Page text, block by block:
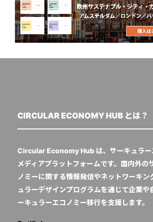
CIRCULAR ECONOMY HUB とは？
Circular Economy Hub は、サーキュラー
メディアプラットフォームです。国内外の
ノミーに関する情報発信やネットワーキン
ュラーデザインプログラムを通じて企業や
ーキュラーエコノミー移行を支援します。